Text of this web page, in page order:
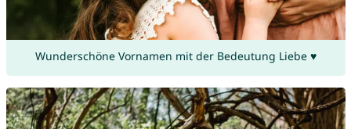
Wunderschöne Vornamen mit der Bedeutung Liebe ♥